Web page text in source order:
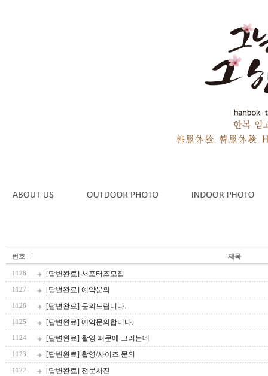
번호 제목
1128 [답변완료] 서포터즈모집
1127 [답변완료] 예약문의
1126 [답변완료] 문의드립니다.
1125 [답변완료] 예약문의합니다.
1124 [답변완료] 촬영 때문에 그러는데
1123 [답변완료] 촬영/사이즈 문의
1122 [답변완료] 전문사진